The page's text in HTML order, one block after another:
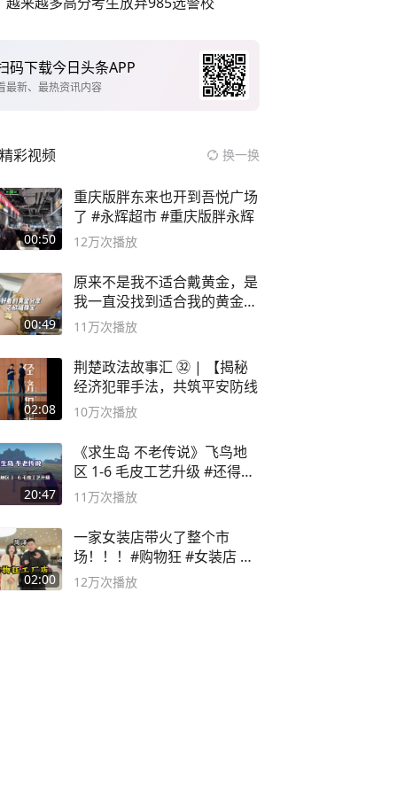
码下载今日头条APP
最新、最热资讯内容
精彩视频 换一换
00:50
重庆版胖东来也开到吾悦广场
了 #永辉超市 #重庆版胖永辉
12万次播放
00:49
原来不是我不适合戴黄金，是
我一直没找到适合我的黄金
😭
11万次播放
02:08
荆楚政法故事汇 ㉜ | 【揭秘
经济犯罪手法，共筑平安防线
10万次播放
20:47
《求生岛 不老传说》飞鸟地
区 1-6 毛皮工艺升级 #还得是
主机大作
11万次播放
02:00
一家女装店带火了整个市
场！！！#购物狂 #女装店 #
高品质女装
12万次播放